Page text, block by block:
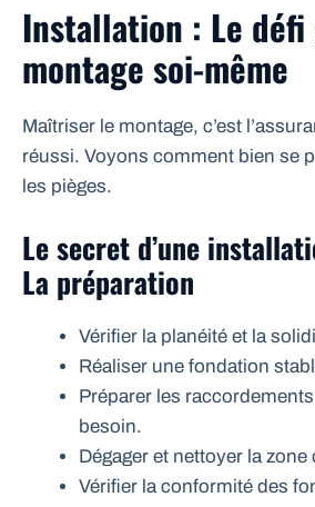
Installation : Le défi
montage soi-même
Maîtriser le montage, c’est
réussi. Voyons comment bien se
les pièges.
Le secret d’une
La préparation
Vérifier la planéité et la
Réaliser une fondation
Préparer les
besoin.
Dégager et nettoyer la zone
Vérifier la conformité des